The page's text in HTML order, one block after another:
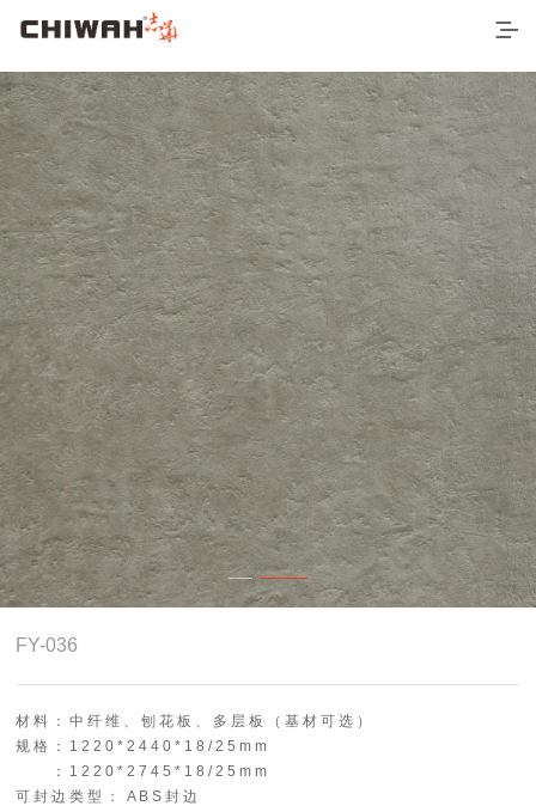
首页
最新产品
空间应用
营销网络
4.0智能制造
FY-036
材 料 ： 中 纤 维 、 刨 花 板 、 多 层 板 （ 基 材 可 选 ）
规 格 ： 1 2 2 0 * 2 4 4 0 * 1 8 / 2 5 m m
： 1 2 2 0 * 2 7 4 5 * 1 8 / 2 5 m m
可 封 边 类 型 ： A B S 封 边